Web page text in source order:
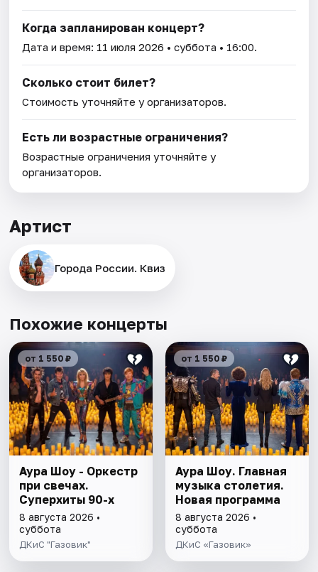
Когда запланирован концерт?
Дата и время: 11 июля 2026 • суббота • 16:00.
Сколько стоит билет?
Стоимость уточняйте у организаторов.
Есть ли возрастные ограничения?
Возрастные ограничения уточняйте у
организаторов.
Артист
Города России. Квиз
Похожие концерты
от 1 550 ₽
Аура Шоу - Оркестр
при свечах.
Суперхиты 90-х
8 августа 2026 •
суббота
ДКиС "Газовик"
от 1 550 ₽
Аура Шоу. Главная
музыка столетия.
Новая программа
8 августа 2026 •
суббота
ДКиС «Газовик»